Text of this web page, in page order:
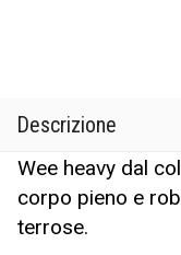
Descrizione
Wee heavy dal
corpo pieno e
terrose.